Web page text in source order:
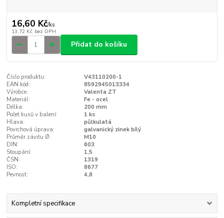
16,60 Kč/ks
13,72 Kč bez DPH
Přidat do košíku
Číslo produktu:
V43110200-1
EAN kód:
8592945013334
Výrobce:
Valenta ZT
Materiál:
Fe - ocel
Délka:
200 mm
Počet kusů v balení:
1 ks
Hlava:
půlkulatá
Povrchová úprava:
galvanický zinek bílý
Průměr závitu Ø:
M10
DIN:
603
Stoupání:
1,5
ČSN:
1319
ISO:
8677
Pevnost:
4,8
Kompletní specifikace